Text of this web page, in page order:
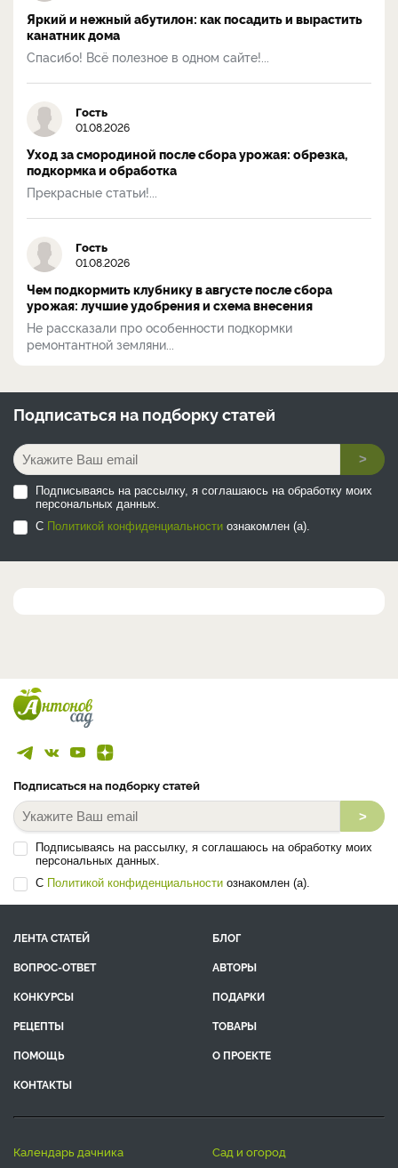
Яркий и нежный абутилон: как посадить и вырастить
канатник дома
Спасибо! Всё полезное в одном сайте!...
Гость
01.08.2026
Уход за смородиной после сбора урожая: обрезка,
подкормка и обработка
Прекрасные статьи!...
Гость
01.08.2026
Чем подкормить клубнику в августе после сбора
урожая: лучшие удобрения и схема внесения
Не рассказали про особенности подкормки
ремонтантной земляни...
Подписаться на подборку статей
>
Подписываясь на рассылку, я соглашаюсь на обработку моих
персональных данных.
С Политикой конфиденциальности ознакомлен (а).
Подписаться на подборку статей
>
Подписываясь на рассылку, я соглашаюсь на обработку моих
персональных данных.
С Политикой конфиденциальности ознакомлен (а).
ЛЕНТА СТАТЕЙ
БЛОГ
ВОПРОС-ОТВЕТ
АВТОРЫ
КОНКУРСЫ
ПОДАРКИ
РЕЦЕПТЫ
ТОВАРЫ
ПОМОЩЬ
О ПРОЕКТЕ
КОНТАКТЫ
календарь дачника сад и огород